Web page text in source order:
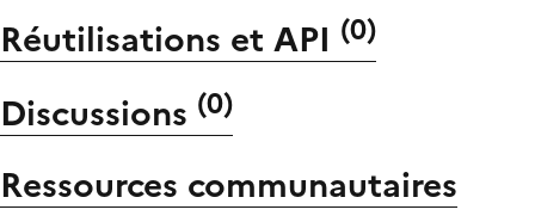
Réutilisations et API (0)
Discussions (0)
Ressources communautaires